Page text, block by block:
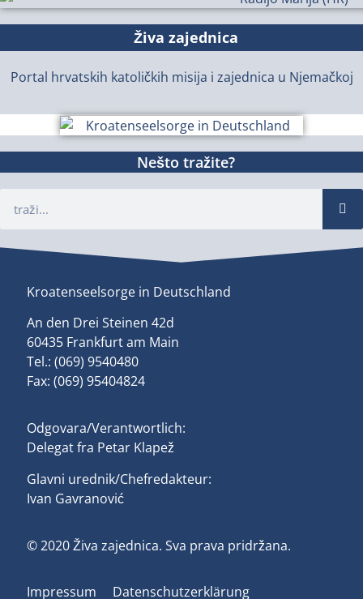
Živa zajednica
Portal hrvatskih katoličkih misija i zajednica u Njemačkoj
Nešto tražite?
Kroatenseelsorge in Deutschland
An den Drei Steinen 42d
60435 Frankfurt am Main
Tel.: (069) 9540480
Fax: (069) 95404824
Odgovara/Verantwortlich:
Delegat fra Petar Klapež
Glavni urednik/Chefredakteur:
Ivan Gavranović
© 2020 Živa zajednica. Sva prava pridržana.
Impressum
Datenschutzerklärung